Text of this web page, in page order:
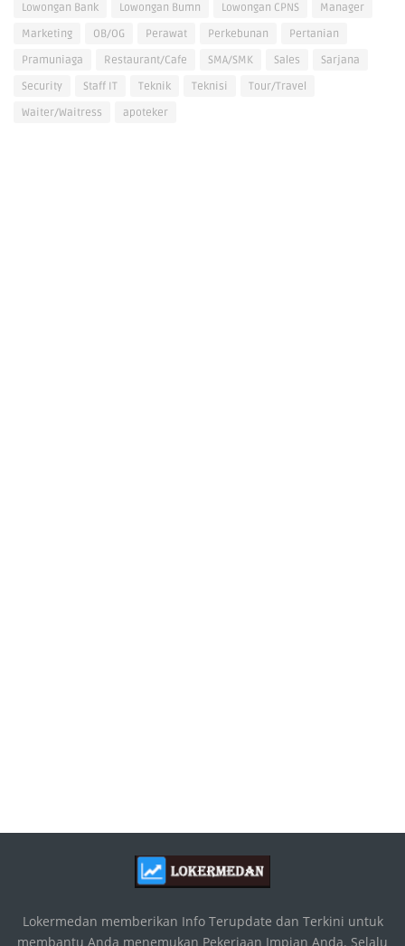
Lowongan Bank
Lowongan Bumn Lowongan CPNS
Manager
Marketing
OB/OG Perawat Perkebunan
Pertanian
Pramuniaga
Restaurant/Cafe SMA/SMK Sales
Sarjana
Security
Staff IT Teknik Teknisi
Tour/Travel
Waiter/Waitress
apoteker
Lokermedan memberikan Info Terupdate dan Terkini untuk
membantu Anda menemukan Pekerjaan Impian Anda. Selalu